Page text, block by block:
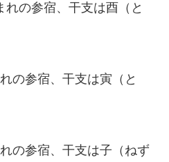
れの参宿、干支は酉（と
の参宿、干支は寅（と
の参宿、干支は子（ねず